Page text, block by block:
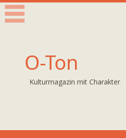
O-Ton
Kulturmagazin mit Charakter